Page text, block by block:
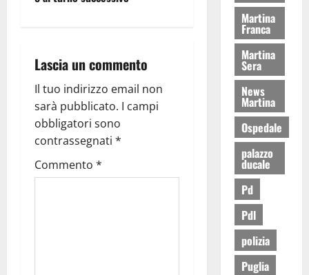
Lascia un commento
Il tuo indirizzo email non
sarà pubblicato. I campi
obbligatori sono
contrassegnati *
Commento *
Martina
Franca
Martina
Sera
News
Martina
Ospedale
palazzo
ducale
Pd
Pdl
polizia
Puglia